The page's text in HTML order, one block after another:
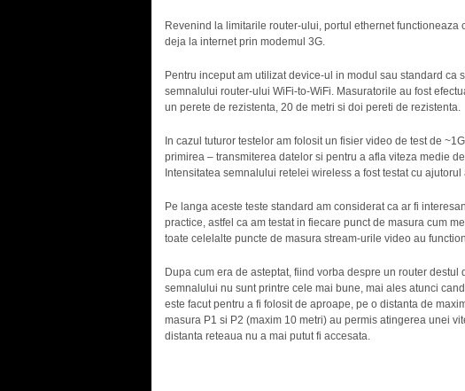
Revenind la limitarile router-ului, portul ethernet
deja la internet prin modemul 3G.
Pentru inceput am utilizat device-ul in modul sau standard ca
semnalului router-ului WiFi-to-WiFi. Masuratorile au fost
un perete de rezistenta, 20 de metri si doi pereti de rezistenta.
In cazul tuturor testelor am folosit un fisier video de test de
primirea – transmiterea datelor si pentru a afla viteza medie
Intensitatea semnalului retelei wireless a fost testat cu ajutorul
Pe langa aceste teste standard am considerat ca ar fi
practice, astfel ca am testat in fiecare punct de masura cum
toate celelalte puncte de masura stream-urile video au
Dupa cum era de asteptat, fiind vorba despre un router
semnalului nu sunt printre cele mai bune, mai ales atunci
este facut pentru a fi folosit de aproape, pe o distanta de
masura P1 si P2 (maxim 10 metri) au permis atingerea unei
distanta reteaua nu a mai putut fi accesata.